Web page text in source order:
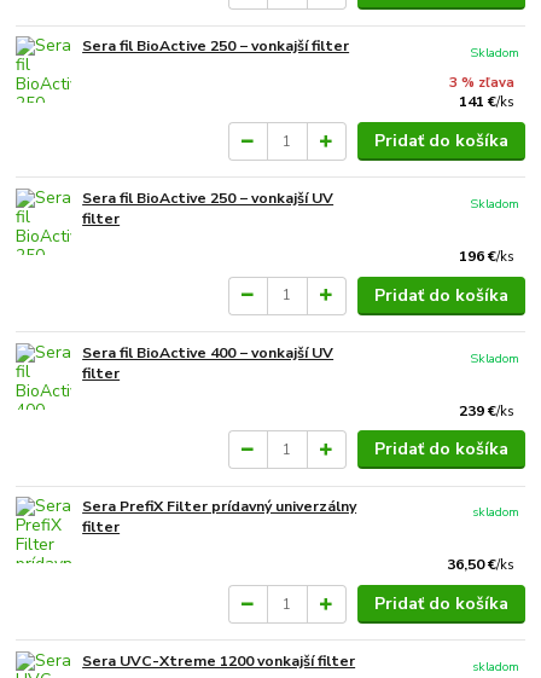
Sera fil BioActive 250 − vonkajší filter
3 % zľava
141 €/ks
Skladom
Pridať do košíka
Sera fil BioActive 250 − vonkajší UV
filter
196 €/ks
Skladom
Pridať do košíka
Sera fil BioActive 400 − vonkajší UV
filter
239 €/ks
Skladom
Pridať do košíka
Sera PrefiX Filter prídavný univerzálny
filter
36,50 €/ks
skladom
Pridať do košíka
Sera UVC-Xtreme 1200 vonkajší filter
skladom